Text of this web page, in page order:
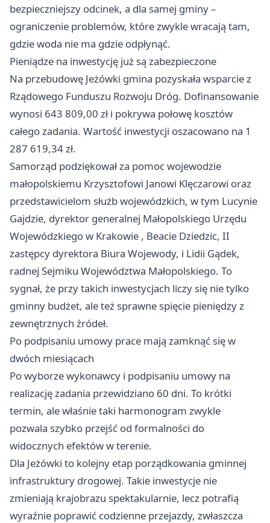
bezpieczniejszy odcinek, a dla samej gminy –
ograniczenie problemów, które zwykle wracają tam,
gdzie woda nie ma gdzie odpłynąć.
Pieniądze na inwestycję już są zabezpieczone
Na przebudowę Jeżówki gmina pozyskała wsparcie z
Rządowego Funduszu Rozwoju Dróg. Dofinansowanie
wynosi 643 809,00 zł i pokrywa połowę kosztów
całego zadania. Wartość inwestycji oszacowano na 1
287 619,34 zł.
Samorząd podziękował za pomoc wojewodzie
małopolskiemu Krzysztofowi Janowi Klęczarowi oraz
przedstawicielom służb wojewódzkich, w tym Lucynie
Gajdzie, dyrektor generalnej Małopolskiego Urzędu
Wojewódzkiego w Krakowie , Beacie Dziedzic, II
zastępcy dyrektora Biura Wojewody, i Lidii Gądek,
radnej Sejmiku Województwa Małopolskiego. To
sygnał, że przy takich inwestycjach liczy się nie tylko
gminny budżet, ale też sprawne spięcie pieniędzy z
zewnętrznych źródeł.
Po podpisaniu umowy prace mają zamknąć się w
dwóch miesiącach
Po wyborze wykonawcy i podpisaniu umowy na
realizację zadania przewidziano 60 dni. To krótki
termin, ale właśnie taki harmonogram zwykle
pozwala szybko przejść od formalności do
widocznych efektów w terenie.
Dla Jeżówki to kolejny etap porządkowania gminnej
infrastruktury drogowej. Takie inwestycje nie
zmieniają krajobrazu spektakularnie, lecz potrafią
wyraźnie poprawić codzienne przejazdy, zwłaszcza